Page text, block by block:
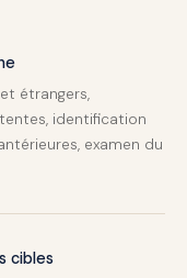
étrangers,
identification
examen du
cibles